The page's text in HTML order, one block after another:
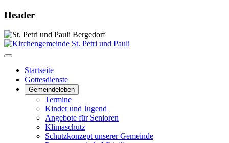
Header
Startseite
Gottesdienste
Gemeindeleben
Termine
Kinder und Jugend
Angebote für Senioren
Klimaschutz
Schutzkonzept unserer Gemeinde